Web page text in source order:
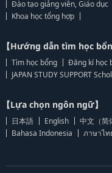
Đào tạo giảng viên, Giáo dục
Khoa học tổng hợp
【Hướng dẫn tìm học
Tìm học bổng
Đăng kí học
JAPAN STUDY SUPPORT
【Lựa chọn ngôn ngữ】
日本語 English 中文（简
Bahasa Indonesia
ภาษาไท